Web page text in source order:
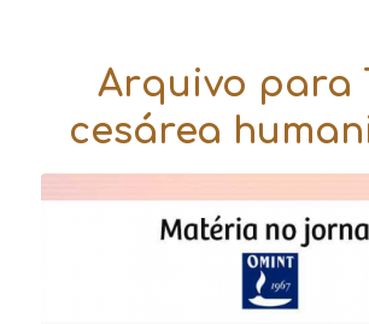
Arquivo para
cesárea